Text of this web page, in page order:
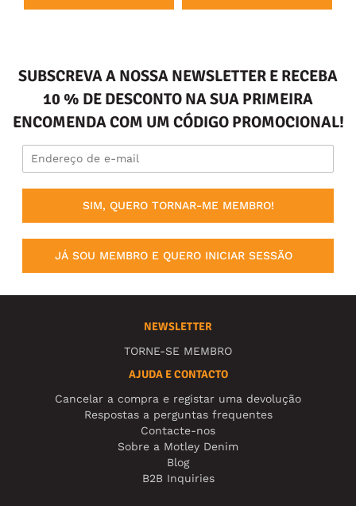
SUBSCREVA A NOSSA NEWSLETTER E RECEBA
10 % DE DESCONTO NA SUA PRIMEIRA
ENCOMENDA COM UM CÓDIGO PROMOCIONAL!
SIM, QUERO TORNAR-ME MEMBRO!
JÁ SOU MEMBRO E QUERO INICIAR SESSÃO
NEWSLETTER
TORNE-SE MEMBRO
AJUDA E CONTACTO
Cancelar a compra e registar uma devolução
Respostas a perguntas frequentes
Contacte-nos
Sobre a Motley Denim
Blog
B2B Inquiries